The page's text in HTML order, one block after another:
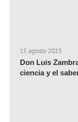
15 agosto 2023
Don Luis
ciencia y el